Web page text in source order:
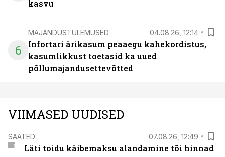
kasvu
6
MAJANDUSTULEMUSED 04.08.26, 12:14
Infortari ärikasum peaaegu kahekordistus,
kasumlikkust toetasid ka uued
põllumajandusettevõtted
VIIMASED UUDISED
SAATED 07.08.26, 12:49
Läti toidu käibemaksu alandamine tõi hinnad